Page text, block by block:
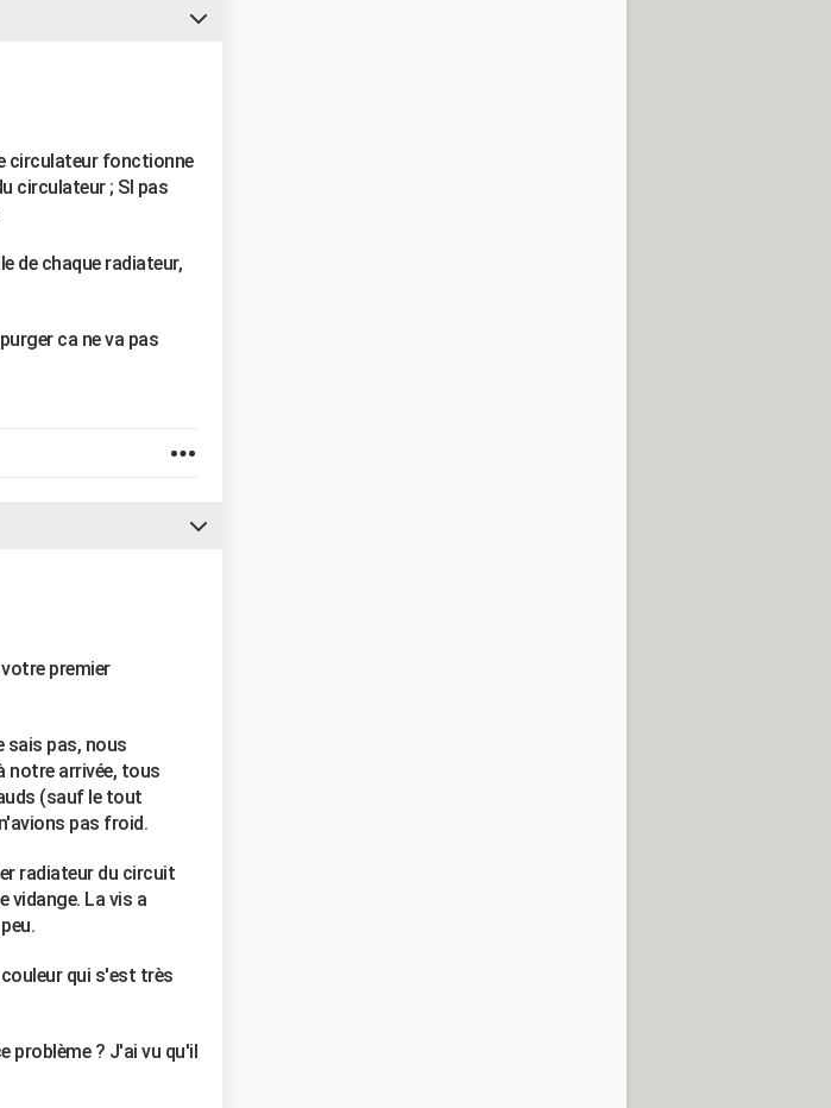
circulateur fonctionne
circulateur ; SI pas
de chaque radiateur,
ca ne va pas
premier
sais pas, nous
notre arrivée, tous
(sauf le tout
pas froid.
radiateur du circuit
vidange. La vis a
qui s'est très
problème ? J'ai vu qu'il